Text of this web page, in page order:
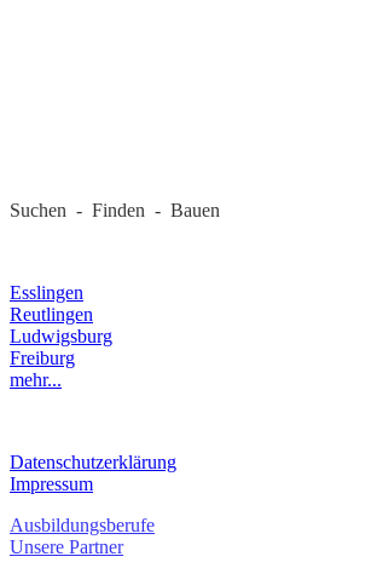
Suchen - Finden - Bauen
Esslingen
Reutlingen
Ludwigsburg
Freiburg
mehr...
Datenschutzerklärung
Impressum
Ausbildungsberufe
Unsere Partner